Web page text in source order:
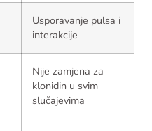
Usporavanje pulsa i
interakcije
Nije zamjena za
klonidin u svim
slučajevima